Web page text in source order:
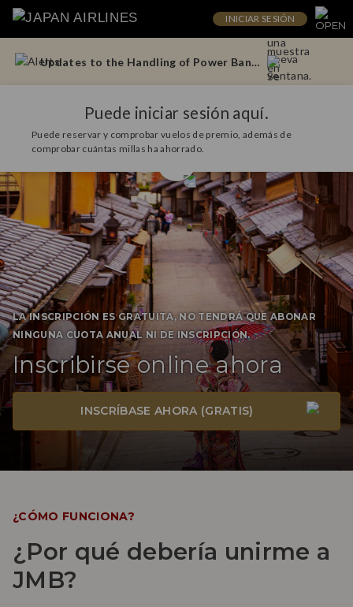
INICIAR SESIÓN
Operational Notes for Tokyo (Haneda) – Doha Flights
Updates to the Handling of Power Banks Onboard Aircraft (From April 24, 2026)
Puede iniciar sesión aquí.
Puede reservar y comprobar vuelos de premio, además de
comprobar cuántas millas ha ahorrado.
LA INSCRIPCIÓN ES GRATUITA, NO TENDRÁ QUE ABONAR
NINGUNA CUOTA ANUAL NI DE INSCRIPCIÓN.
Inscribirse online ahora
INSCRÍBASE AHORA (GRATIS)
¿CÓMO FUNCIONA?
¿Por qué debería unirme a
JMB?